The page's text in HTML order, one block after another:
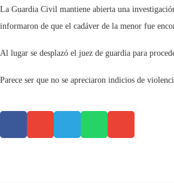
La Guardia Civil mantiene abierta una
informaron de que el cadáver de la menor fue
Al lugar se desplazó el juez de guardia para
Parece ser que no se apreciaron indicios de